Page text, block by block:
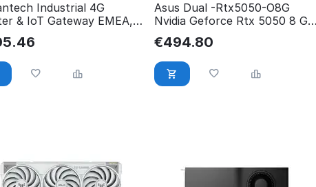
Industrial 4G
& IoT Gateway EMEA,
ICR-3231W
Asus Dual -Rtx5050-O8G
Nvidia Geforce Rtx 5050 8 Gb
Gddr6 90YV0N72-M0NA00
€494.80